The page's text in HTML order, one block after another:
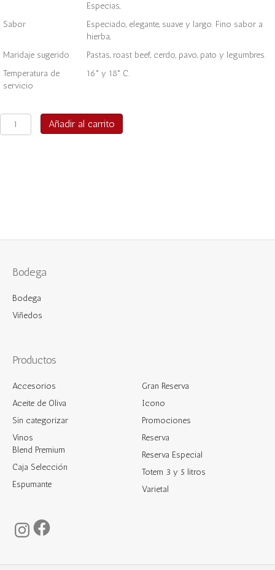
Especias,
Sabor
Especiado, elegante, suave y largo. Fino sabor a
hierba,
Maridaje sugerido
Pastas, roast beef, cerdo, pavo, pato y legumbres.
Temperatura de
servicio
16° y 18° C.
El
Milagro
Añadir al carrito
Bodega
Bodega
Viñedos
Productos
Accesorios
Aceite de Oliva
Sin categorizar
Vinos
Blend Premium
Caja Selección
Espumante
Gran Reserva
Icono
Promociones
Reserva
Reserva Especial
Totem 3 y 5 litros
Varietal
Instagram
Facebook